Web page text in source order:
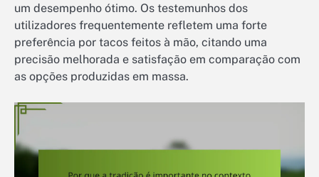
um desempenho ótimo. Os testemunhos dos
utilizadores frequentemente refletem uma forte
preferência por tacos feitos à mão, citando uma
precisão melhorada e satisfação em comparação com
as opções produzidas em massa.